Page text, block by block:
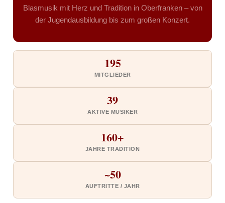
Blasmusik mit Herz und Tradition in Oberfranken – von
der Jugendausbildung bis zum großen Konzert.
195
MITGLIEDER
39
AKTIVE MUSIKER
160+
JAHRE TRADITION
~50
AUFTRITTE / JAHR